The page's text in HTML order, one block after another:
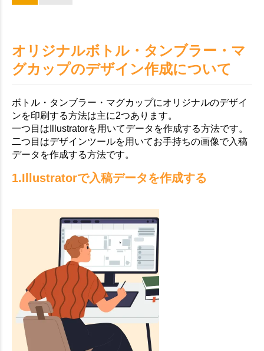
オリジナルボトル・タンブラー・マ
グカップのデザイン作成について
ボトル・タンブラー・マグカップにオリジナルのデザイ
ンを印刷する方法は主に2つあります。
一つ目はIllustratorを用いてデータを作成する方法です。
二つ目はデザインツールを用いてお手持ちの画像で入稿
データを作成する方法です。
1.Illustratorで入稿データを作成する